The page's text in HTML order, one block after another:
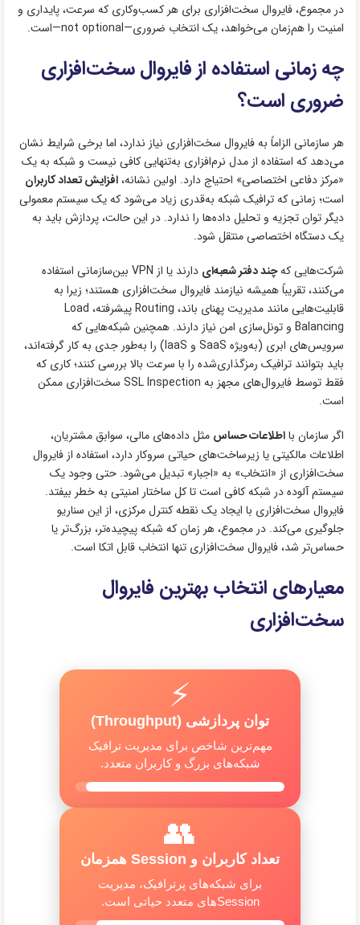
در مجموع، فایروال سخت‌افزاری برای هر کسب‌وکاری که سرعت، پایداری و
امنیت را هم‌زمان می‌خواهد، یک انتخاب ضروری—not optional—است.
چه زمانی استفاده از فایروال سخت‌افزاری
ضروری است؟
هر سازمانی الزاماً به فایروال سخت‌افزاری نیاز ندارد، اما برخی شرایط نشان
می‌دهد که استفاده از مدل نرم‌افزاری به‌تنهایی کافی نیست و شبکه به یک
«مرکز دفاعی اختصاصی» احتیاج دارد. اولین نشانه،افزایش تعداد کاربران
است؛ زمانی که ترافیک شبکه به‌قدری زیاد می‌شود که یک سیستم معمولی
دیگر توان تجزیه و تحلیل داده‌ها را ندارد. در این حالت، پردازش باید به
یک دستگاه اختصاصی منتقل شود.
شرکت‌هایی کهچند دفتر شعبه‌ای
دارند یا از VPN بین‌سازمانی استفاده
می‌کنند، تقریباً همیشه نیازمند فایروال سخت‌افزاری هستند؛ زیرا به
قابلیت‌هایی مانند مدیریت پهنای باند، Routing پیشرفته، Load
Balancing و تونل‌سازی امن نیاز دارند. همچنین شبکه‌هایی که
سرویس‌های ابری (به‌ویژه SaaS و IaaS) را به‌طور جدی به کار گرفته‌اند،
باید بتوانند ترافیک رمزگذاری‌شده را با سرعت بالا بررسی کنند؛ کاری که
فقط توسط فایروال‌های مجهز به SSL Inspection سخت‌افزاری ممکن
است.
اگر سازمان بااطلاعات حساس مثل داده‌های مالی، سوابق مشتریان،
اطلاعات مالکیتی یا زیرساخت‌های حیاتی سروکار دارد، استفاده از فایروال
سخت‌افزاری از «انتخاب» به «اجبار» تبدیل می‌شود. حتی وجود یک
سیستم آلوده در شبکه کافی است تا کل ساختار امنیتی به خطر بیفتد.
فایروال سخت‌افزاری با ایجاد یک نقطه کنترل مرکزی، از این سناریو
جلوگیری می‌کند. در مجموع، هر زمان که شبکه پیچیده‌تر، بزرگ‌تر یا
حساس‌تر شد، فایروال سخت‌افزاری تنها انتخاب قابل اتکا است.
معیارهای انتخاب بهترین فایروال
سخت‌افزاری
⚡
توان پردازشی (Throughput)
مهم‌ترین شاخص برای مدیریت ترافیک
شبکه‌های بزرگ و کاربران متعدد.
👥
تعداد کاربران و Session همزمان
برای شبکه‌های پرترافیک، مدیریت
Sessionهای متعدد حیاتی است.